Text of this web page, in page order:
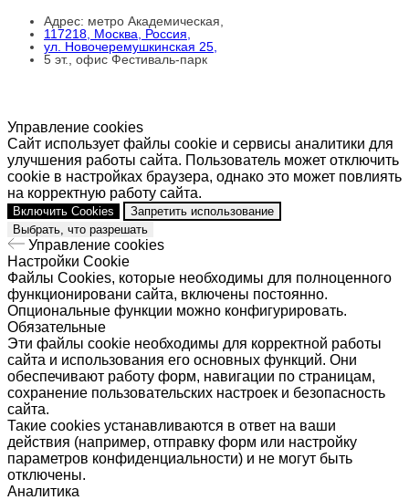
Адрес: метро Академическая,
117218, Москва, Россия,
ул. Новочеремушкинская 25,
5 эт., офис Фестиваль-парк
Управление cookies
Сайт использует файлы cookie и сервисы аналитики для
улучшения работы сайта. Пользователь может отключить
cookie в настройках браузера, однако это может повлиять
на корректную работу сайта.
Включить Cookies
Запретить использование
Выбрать, что разрешать
Управление cookies
Настройки Cookie
Файлы Cookies, которые необходимы для полноценного
функционировани сайта, включены постоянно.
Опциональные функции можно конфигурировать.
Обязательные
Эти файлы cookie необходимы для корректной работы
сайта и использования его основных функций. Они
обеспечивают работу форм, навигации по страницам,
сохранение пользовательских настроек и безопасность
сайта.
Такие cookies устанавливаются в ответ на ваши
действия (например, отправку форм или настройку
параметров конфиденциальности) и не могут быть
отключены.
Аналитика